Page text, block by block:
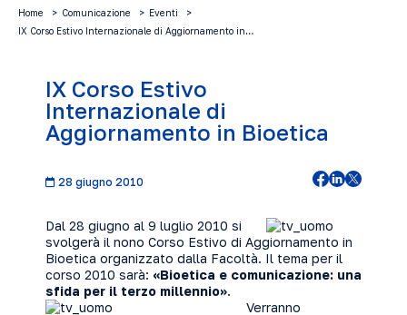
Home Comunicazione
Eventi
IX Corso Estivo Internazionale di Aggiornamento in…
IX Corso Estivo
Internazionale di
Aggiornamento in Bioetica
28 giugno 2010
Dal 28 giugno al 9 luglio 2010 si
svolgerà il nono Corso Estivo di Aggiornamento in
Bioetica organizzato dalla Facoltà. Il tema per il
corso 2010 sarà: «Bioetica e comunicazione: una
sfida per il terzo millennio».
Verranno